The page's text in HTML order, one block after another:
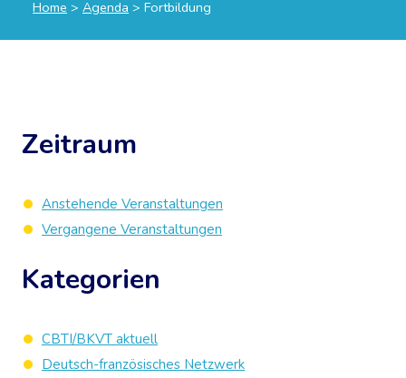
Home > Agenda > Fortbildung
Zeitraum
Anstehende Veranstaltungen
Vergangene Veranstaltungen
Kategorien
CBTI/BKVT aktuell
Deutsch-französisches Netzwerk